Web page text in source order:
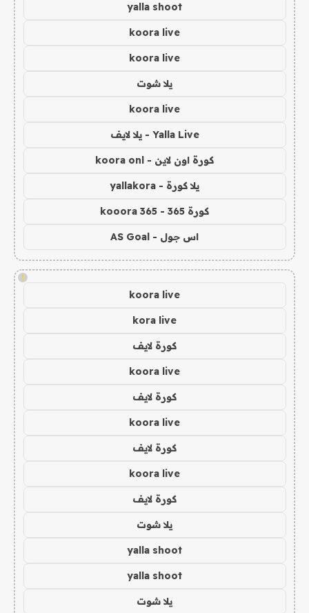
yalla shoot
koora live
koora live
يلا شوت
koora live
Yalla Live - يلا لايف
كورة اون لاين - koora onl
يلا كورة - yallakora
كورة 365 - kooora 365
اس جول - AS Goal
!
koora live
kora live
كورة لايف
koora live
كورة لايف
koora live
كورة لايف
koora live
كورة لايف
يلا شوت
yalla shoot
yalla shoot
يلا شوت